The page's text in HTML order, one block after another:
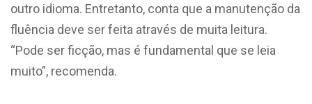
outro idioma. Entretanto, conta que a manutenção da
fluência deve ser feita através de muita leitura.
“Pode ser ficção, mas é fundamental que se leia
muito”, recomenda.